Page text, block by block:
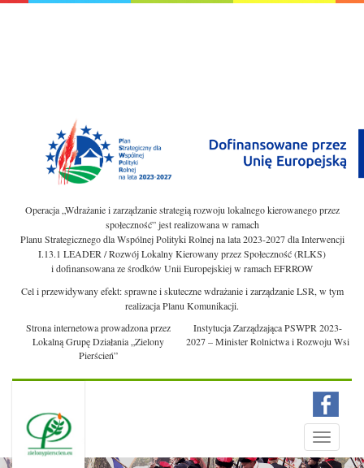
Operacja „Wdrażanie i zarządzanie strategią rozwoju lokalnego kierowanego przez
społeczność” jest realizowana w ramach
Planu Strategicznego dla Wspólnej Polityki Rolnej na lata 2023-2027 dla Interwencji
I.13.1 LEADER / Rozwój Lokalny Kierowany przez Społeczność (RLKS)
i dofinansowana ze środków Unii Europejskiej w ramach EFRROW
Cel i przewidywany efekt: sprawne i skuteczne wdrażanie i zarządzanie LSR, w tym
realizacja Planu Komunikacji.
Strona internetowa prowadzona przez
Lokalną Grupę Działania „Zielony
Pierścień”
Instytucja Zarządzająca PSWPR 2023-
2027 – Minister Rolnictwa i Rozwoju Wsi
Toggle
Menu